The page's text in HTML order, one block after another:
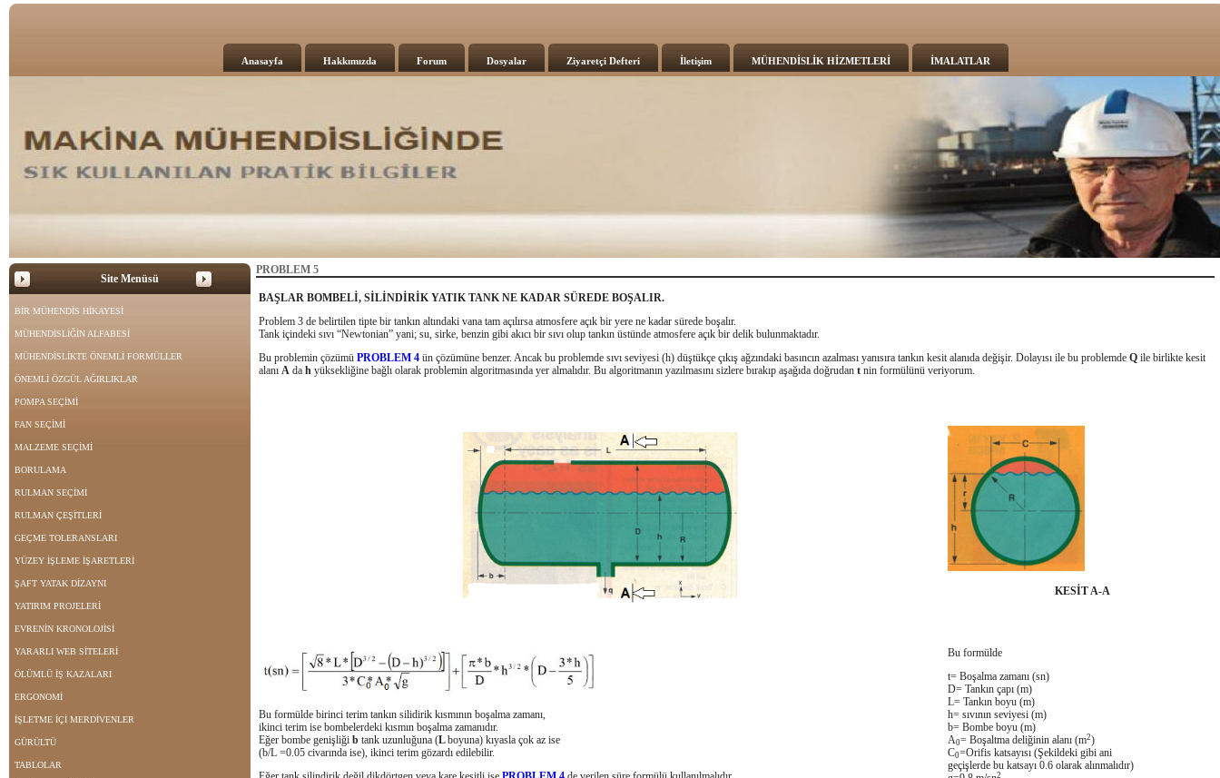
Anasayfa Hakkımızda Forum Dosyalar Ziyaretçi Defteri İletişim MÜHENDİSLİK HİZMETLERİ İMALATLAR
Site Menüsü
BİR MÜHENDİS HİKAYESİ
MÜHENDİSLİĞİN ALFABESİ
MÜHENDİSLİKTE ÖNEMLİ FORMÜLLER
ÖNEMLİ ÖZGÜL AĞIRLIKLAR
POMPA SEÇİMİ
FAN SEÇİMİ
MALZEME SEÇİMİ
BORULAMA
RULMAN SEÇİMİ
RULMAN ÇEŞİTLERİ
GEÇME TOLERANSLARI
YÜZEY İŞLEME İŞARETLERİ
ŞAFT YATAK DİZAYNI
YATIRIM PROJELERİ
EVRENİN KRONOLOJİSİ
YARARLI WEB SİTELERİ
ÖLÜMLÜ İŞ KAZALARI
ERGONOMİ
İŞLETME İÇİ MERDİVENLER
GÜRÜLTÜ
TABLOLAR
PROBLEM 5
BAŞLAR BOMBELİ, SİLİNDİRİK YATIK TANK NE KADAR SÜREDE BOŞALIR.
Problem 3 de belirtilen tipte bir tankın altındaki vana tam açılırsa atmosfere açık bir yere ne kadar sürede boşalır.
Tank içindeki sıvı “Newtonian” yani; su, sirke, benzin gibi akıcı bir sıvı olup tankın üstünde atmosfere açık bir delik bulunmaktadır.
Bu problemin çözümü PROBLEM 4 ün çözümüne benzer. Ancak bu problemde sıvı seviyesi (h) düştükçe çıkış ağzındaki basıncın azalması yanısıra tankın kesit alanıda değişir. Dolayısı ile bu problemde Q ile birlikte kesit
alanı A da h yüksekliğine bağlı olarak problemin algoritmasında yer almalıdır. Bu algoritmanın yazılmasını sizlere bırakıp aşağıda doğrudan t nin formülünü veriyorum.
KESİT A-A
Bu formülde birinci terim tankın silidirik kısmının boşalma zamanı,
ikinci terim ise bombelerdeki kısmın boşalma zamanıdır.
Eğer bombe genişliği b tank uzunluğuna (Lboyuna) kıyasla çok az ise
(b/L =0.05 civarında ise), ikinci terim gözardı edilebilir.
Bu formülde
t= Boşalma zamanı (sn)
D= Tankın çapı (m)
L= Tankın boyu (m)
h= sıvının seviyesi (m)
b= Bombe boyu (m)
A0= Boşaltma deliğinin alanı (m2)
C0=Orifis katsayısı (Şekildeki gibi ani
geçişlerde bu katsayı 0.6 olarak alınmalıdır)
2